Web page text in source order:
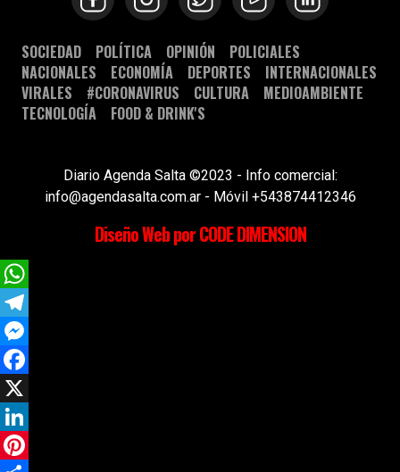
SOCIEDAD POLÍTICA OPINIÓN
POLICIALES
NACIONALES
ECONOMÍA DEPORTES
INTERNACIONALES
VIRALES
#CORONAVIRUS CULTURA
MEDIOAMBIENTE
TECNOLOGÍA
FOOD & DRINK'S
Diario Agenda Salta ©2023 - Info comercial:
info@agendasalta.com.ar - Móvil +543874412346
Diseño Web por CODE DIMENSION
WhatsApp
Telegram
Messenger
Facebook
X
LinkedIn